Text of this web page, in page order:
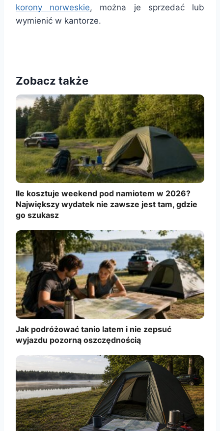
korony norweskie, można je sprzedać lub
wymienić w kantorze.
Zobacz także
Ile kosztuje weekend pod namiotem w 2026?
Największy wydatek nie zawsze jest tam, gdzie
go szukasz
Jak podróżować tanio latem i nie zepsuć
wyjazdu pozorną oszczędnością